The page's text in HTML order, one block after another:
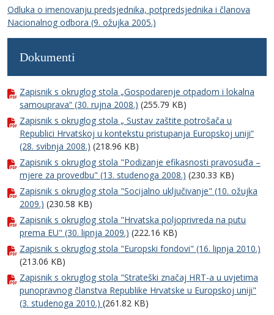
Odluka o imenovanju predsjednika, potpredsjednika i članova
Nacionalnog odbora (9. ožujka 2005.)
Dokumenti
Zapisnik s okruglog stola „Gospodarenje otpadom i lokalna
samouprava“ (30. rujna 2008.) (255.79 KB)
Zapisnik s okruglog stola „ Sustav zaštite potrošača u
Republici Hrvatskoj u kontekstu pristupanja Europskoj uniji“
(28. svibnja 2008.) (218.96 KB)
Zapisnik s okruglog stola "Podizanje efikasnosti pravosuđa –
mjere za provedbu" (13. studenoga 2008.) (230.33 KB)
Zapisnik s okruglog stola "Socijalno uključivanje" (10. ožujka
2009.) (230.58 KB)
Zapisnik s okruglog stola "Hrvatska poljoprivreda na putu
prema EU" (30. lipnja 2009.) (222.16 KB)
Zapisnik s okruglog stola "Europski fondovi" (16. lipnja 2010.)
(213.06 KB)
Zapisnik s okruglog stola "Strateški značaj HRT-a u uvjetima
punopravnog članstva Republike Hrvatske u Europskoj uniji"
(3. studenoga 2010.) (261.82 KB)